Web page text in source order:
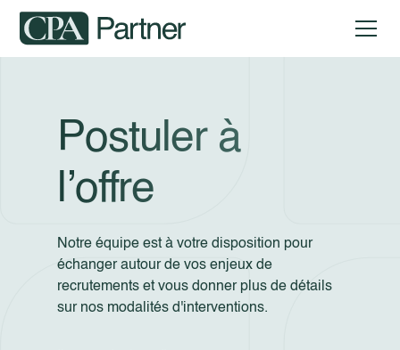
Postuler à
l’offre
Notre équipe est à votre disposition pour
échanger autour de vos enjeux de
recrutements et vous donner plus de détails
sur nos modalités d'interventions.